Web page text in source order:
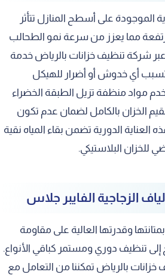
الموجودة على أسطح المنازل تتأثر
مما يعزز من سرعة نمو الطحالب
عبر شركة تنظيف خزانات بالرياض خدمة
أي خدوش أو أضرار للهيكل
مواد منظفة تزيل الطبقة الخضراء
الخزان بالكامل لضمان عدم تكون
الدورية تضمن بقاء المياه نقية
للخزان البلاستيكي.
الزجاجية الفايبر جلاس
وقدرتها العالية على مقاومة
إلى تنظيف دوري ومستمر كباقي الأنواع.
بالرياض تمكننا من التعامل مع